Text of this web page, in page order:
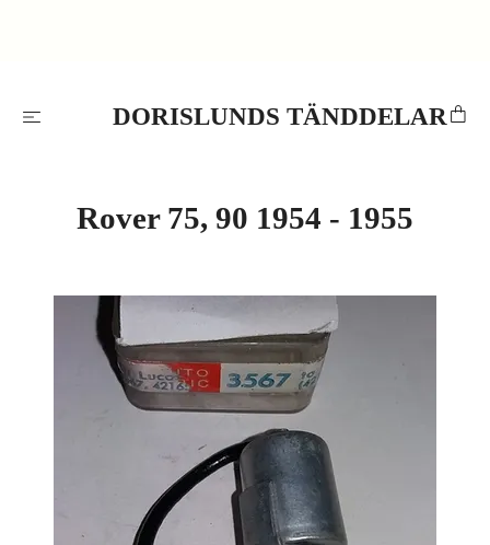
DORISLUNDS TÄNDDELAR
Rover 75, 90 1954 - 1955